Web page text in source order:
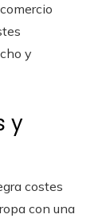
y
y
costes
con una